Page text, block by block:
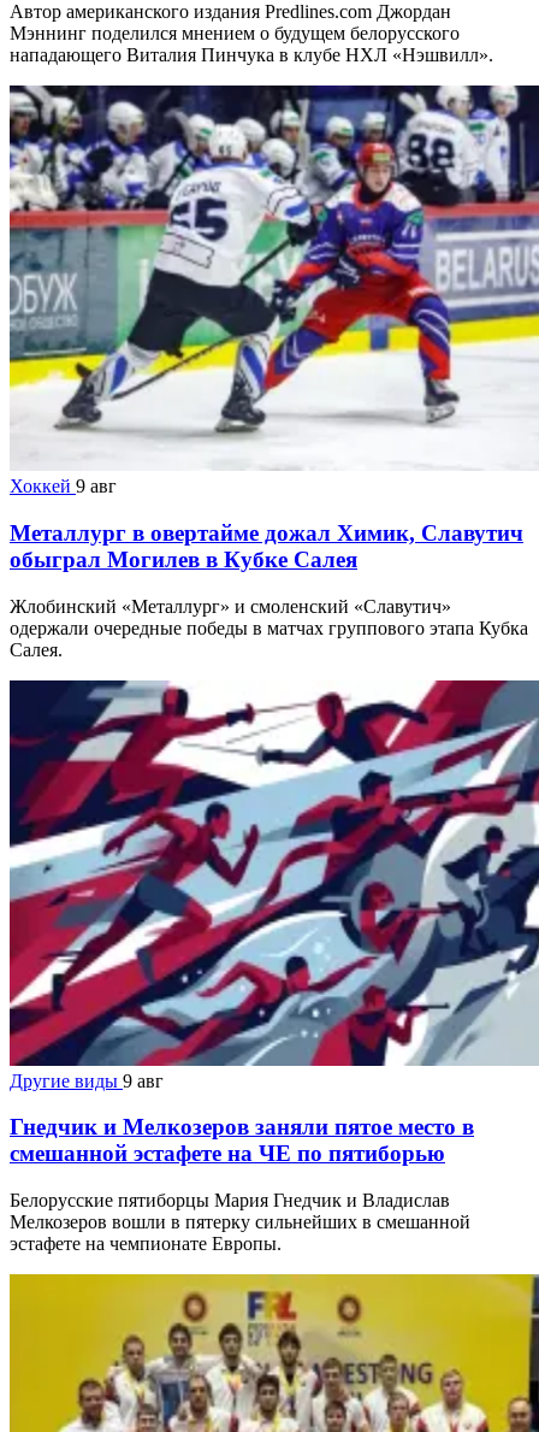
Автор американского издания Predlines.com Джордан
Мэннинг поделился мнением о будущем белорусского
нападающего Виталия Пинчука в клубе НХЛ «Нэшвилл».
Хоккей 9 авг
Металлург в овертайме дожал Химик, Славутич
обыграл Могилев в Кубке Салея
Жлобинский «Металлург» и смоленский «Славутич»
одержали очередные победы в матчах группового этапа Кубка
Салея.
Другие виды 9 авг
Гнедчик и Мелкозеров заняли пятое место в
смешанной эстафете на ЧЕ по пятиборью
Белорусские пятиборцы Мария Гнедчик и Владислав
Мелкозеров вошли в пятерку сильнейших в смешанной
эстафете на чемпионате Европы.